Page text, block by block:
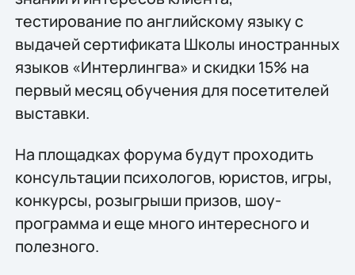
тестирование по английскому языку с
выдачей сертификата Школы иностранных
языков «Интерлингва» и скидки 15% на
первый месяц обучения для посетителей
выставки.
На площадках форума будут проходить
консультации психологов, юристов, игры,
конкурсы, розыгрыши призов, шоу-
программа и еще много интересного и
полезного.